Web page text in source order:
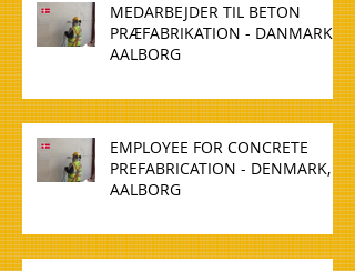
MEDARBEJDER TIL BETON
PRÆFABRIKATION - DANMARK,
AALBORG
EMPLOYEE FOR CONCRETE
PREFABRICATION - DENMARK,
AALBORG